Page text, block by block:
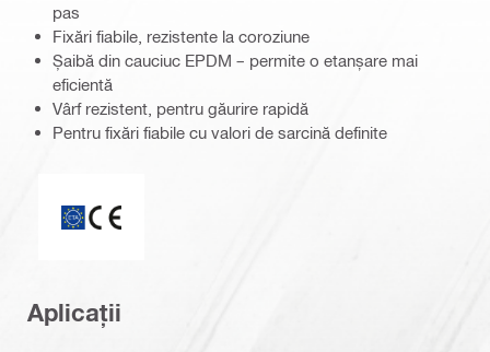
pas
Fixări fiabile, rezistente la coroziune
Șaibă din cauciuc EPDM – permite o etanșare mai
eficientă
Vârf rezistent, pentru găurire rapidă
Pentru fixări fiabile cu valori de sarcină definite
Aplicații